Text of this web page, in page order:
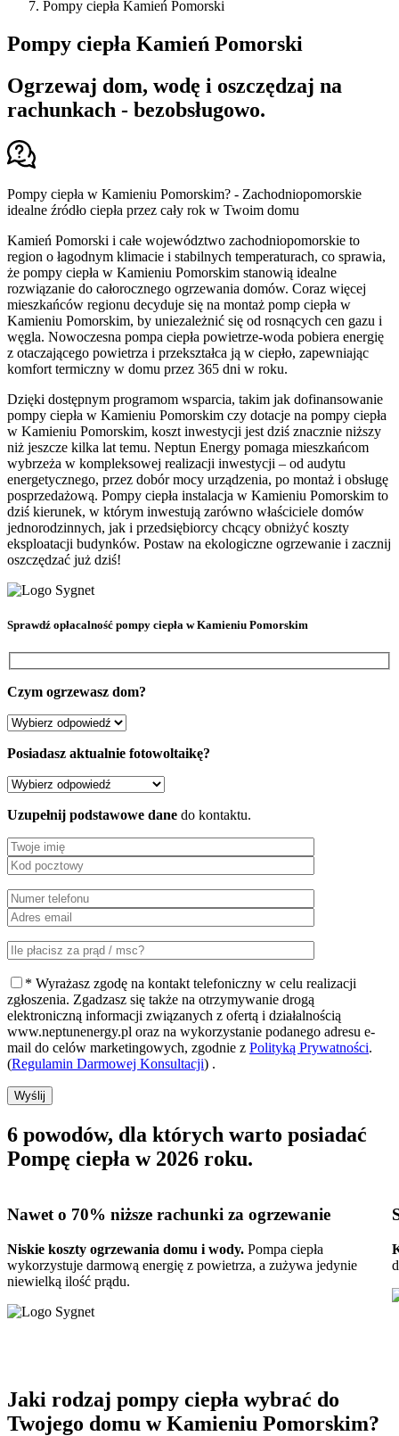
Pompy ciepła Kamień Pomorski
Pompy ciepła Kamień Pomorski
Ogrzewaj dom, wodę i oszczędzaj na
rachunkach - bezobsługowo.
Pompy ciepła w Kamieniu Pomorskim? - Zachodniopomorskie
idealne źródło ciepła przez cały rok w Twoim domu
Kamień Pomorski i całe województwo zachodniopomorskie to
region o łagodnym klimacie i stabilnych temperaturach, co sprawia,
że pompy ciepła w Kamieniu Pomorskim stanowią idealne
rozwiązanie do całorocznego ogrzewania domów. Coraz więcej
mieszkańców regionu decyduje się na montaż pomp ciepła w
Kamieniu Pomorskim, by uniezależnić się od rosnących cen gazu i
węgla. Nowoczesna pompa ciepła powietrze-woda pobiera energię
z otaczającego powietrza i przekształca ją w ciepło, zapewniając
komfort termiczny w domu przez 365 dni w roku.
Dzięki dostępnym programom wsparcia, takim jak dofinansowanie
pompy ciepła w Kamieniu Pomorskim czy dotacje na pompy ciepła
w Kamieniu Pomorskim, koszt inwestycji jest dziś znacznie niższy
niż jeszcze kilka lat temu. Neptun Energy pomaga mieszkańcom
wybrzeża w kompleksowej realizacji inwestycji – od audytu
energetycznego, przez dobór mocy urządzenia, po montaż i obsługę
posprzedażową. Pompy ciepła instalacja w Kamieniu Pomorskim to
dziś kierunek, w którym inwestują zarówno właściciele domów
jednorodzinnych, jak i przedsiębiorcy chcący obniżyć koszty
eksploatacji budynków. Postaw na ekologiczne ogrzewanie i zacznij
oszczędzać już dziś!
Sprawdź opłacalność pompy ciepła w Kamieniu Pomorskim
Czym ogrzewasz dom?
Posiadasz aktualnie fotowoltaikę?
Uzupełnij podstawowe dane do kontaktu.
* Wyrażasz zgodę na kontakt telefoniczny w celu realizacji
zgłoszenia. Zgadzasz się także na otrzymywanie drogą
elektroniczną informacji związanych z ofertą i działalnością
www.neptunenergy.pl oraz na wykorzystanie podanego adresu e-
mail do celów marketingowych, zgodnie z Polityką Prywatności.
(Regulamin Darmowej Konsultacji) .
Wyślij
6 powodów, dla których warto posiadać
Pompę ciepła w 2026 roku.
Nawet o 70% niższe rachunki za ogrzewanie
Niskie koszty ogrzewania domu i wody. Pompa ciepła
wykorzystuje darmową energię z powietrza, a zużywa jedynie
niewielką ilość prądu.
Jaki rodzaj pompy ciepła wybrać do
Twojego domu w Kamieniu Pomorskim?